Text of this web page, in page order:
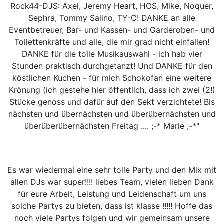
Rock44-DJS: Axel, Jeremy Heart, HOS, Mike, Noquer,
Sephra, Tommy Salino, TY-C! DANKE an alle
Eventbetreuer, Bar- und Kassen- und Garderoben- und
Toilettenkräfte und alle, die mir grad nicht einfallen!
DANKE für die tolle Musikauswahl - ich hab vier
Stunden praktisch durchgetanzt! Und DANKE für den
köstlichen Kuchen - für mich Schokofan eine weitere
Krönung (ich gestehe hier öffentlich, dass ich zwei (2!)
Stücke genoss und dafür auf den Sekt verzichtete! Bis
nächsten und übernächsten und überübernächsten und
überüberübernächsten Freitag .... ;-* Marie ;-*"
Es war wiedermal eine sehr tolle Party und den Mix mit
allen DJs war super!!!! liebes Team, vielen lieben Dank
für eure Arbeit, Leistung und Leidenschaft um uns
solche Partys zu bieten, dass ist klasse !!!!! Hoffe das
noch viele Partys folgen und wir gemeinsam unsere